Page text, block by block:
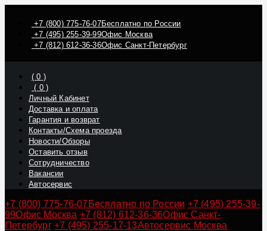
+7 (800) 775-76-07Бесплатно по России
+7 (495) 255-39-99Офис Москва
+7 (812) 612-36-36Офис Санкт-Петербург
(0 )
( 0)
Личный Кабинет
Доставка и оплата
Гарантия и возврат
Контакты/Схема проезда
Новости/Обзоры
Оставить отзыв
Сотрудничество
Вакансии
Автосервис
+7 (800) 775-76-07 Бесплатно по России +7 (495) 255-39-
99Офис Москва +7 (812) 612-36-36Офис Санкт-
Петербург +7 (495) 255-17-13Автосервис Москва